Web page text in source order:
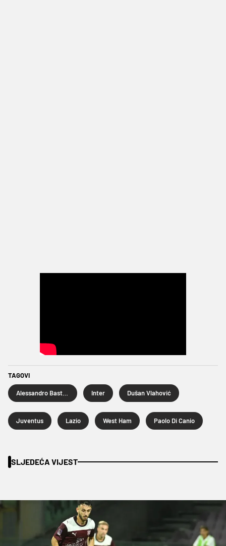
TAGOVI
Inter Dušan Vlahović
Juventus Lazio West Ham Paolo Di Canio
SLJEDEĆA VIJEST